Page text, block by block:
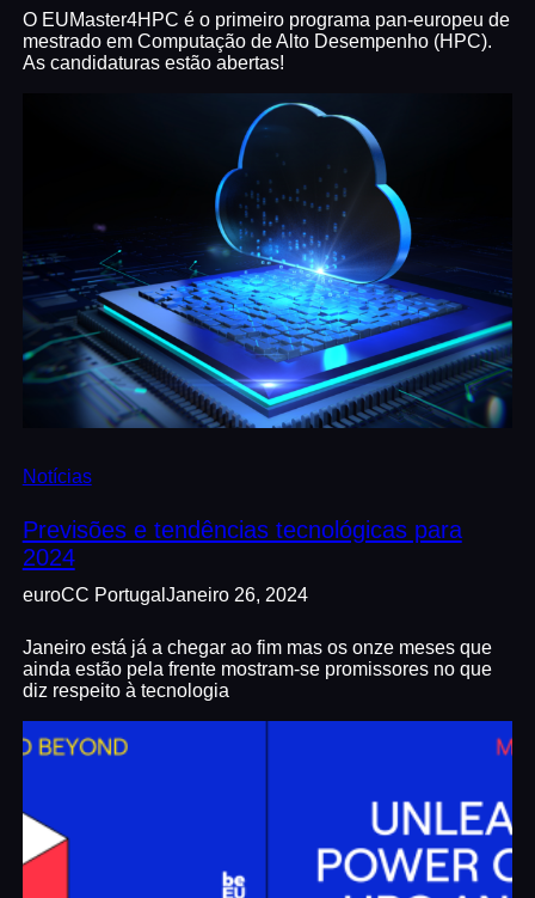
O EUMaster4HPC é o primeiro programa pan-europeu de
mestrado em Computação de Alto Desempenho (HPC).
As candidaturas estão abertas!
Notícias
Previsões e tendências tecnológicas para
2024
euroCC Portugal Janeiro 26, 2024
Janeiro está já a chegar ao fim mas os onze meses que
ainda estão pela frente mostram-se promissores no que
diz respeito à tecnologia